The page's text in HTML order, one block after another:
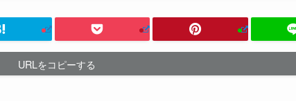
URLをコピーする